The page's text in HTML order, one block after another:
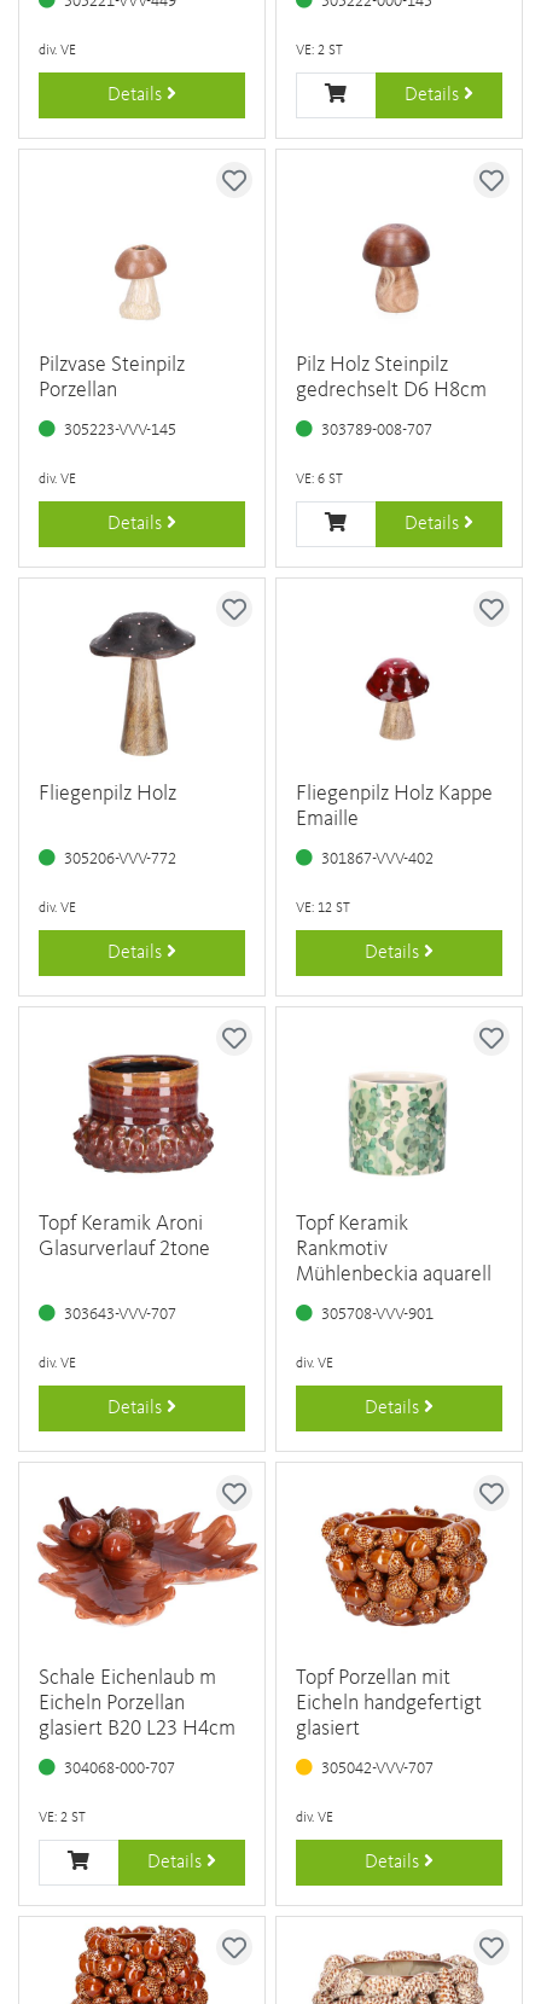
div. VE
Details
VE: 2 ST
Details
Pilzvase Steinpilz
Porzellan
305223-VVV-145
div. VE
Details
Pilz Holz Steinpilz
gedrechselt D6 H8cm
303789-008-707
VE: 6 ST
Details
Fliegenpilz Holz
305206-VVV-772
div. VE
Details
Fliegenpilz Holz Kappe
Emaille
301867-VVV-402
VE: 12 ST
Details
Topf Keramik Aroni
Glasurverlauf 2tone
303643-VVV-707
div. VE
Details
Topf Keramik
Rankmotiv
Mühlenbeckia aquarell
305708-VVV-901
div. VE
Details
Schale Eichenlaub m
Eicheln Porzellan
glasiert B20 L23 H4cm
304068-000-707
VE: 2 ST
Details
Topf Porzellan mit
Eicheln handgefertigt
glasiert
305042-VVV-707
div. VE
Details